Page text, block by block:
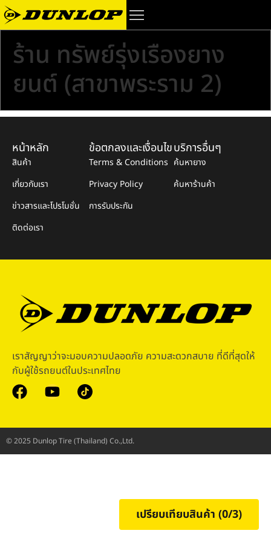
ร้าน ทรัพย์รุ่งเรืองยาง
ยนต์ (สาขาพระราม 2)
© 2025 Dunlop Tire (Thailand) Co.,Ltd.
เราสัญญาว่าจะมอบความปลอดภัย ความสะดวกสบาย ที่ดีที่สุดให้
กับผู้ใช้รถยนต์ในประเทศไทย
หน้าหลัก
สินค้า
เกี่ยวกับเรา
ข่าวสารและโปรโมชั่น
ติดต่อเรา
ข้อตกลงและเงื่อนไข
Terms & Conditions
Privacy Policy
การรับประกัน
บริการอื่นๆ
ค้นหายาง
ค้นหาร้านค้า
เปรียบเทียบสินค้า (0/3)